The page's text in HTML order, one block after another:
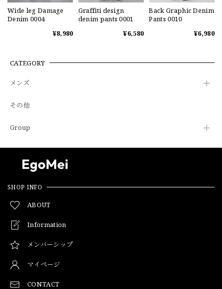
Wide leg Damage
Denim 0004
¥8,980
Graffiti design
denim pants 0001
¥6,580
Back Graphic Denim
Pants 0010
¥6,980
CATEGORY
メンズ
その他
Group
SHOP INFO
ABOUT
Information
メンバーシップ
マイページ
CONTACT